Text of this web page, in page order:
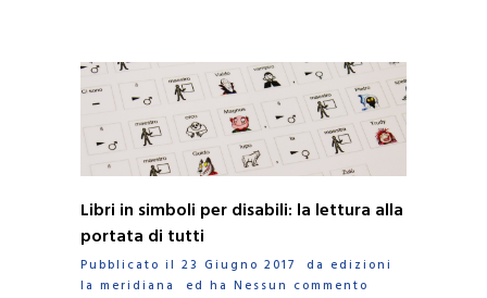
Libri in simboli per disabili: la lettura alla
portata di tutti
Pubblicato il 23 Giugno 2017 da edizioni
la meridiana
ed ha Nessun commento